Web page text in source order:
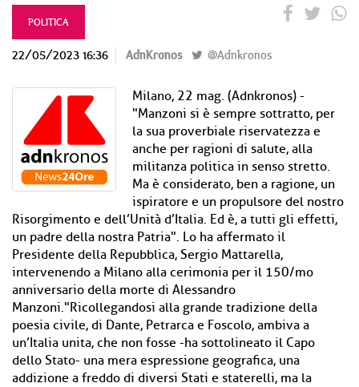
POLITICA
22/05/2023 16:36 AdnKronos @Adnkronos
Milano, 22 mag. (Adnkronos) -
"Manzoni si è sempre sottratto, per
la sua proverbiale riservatezza e
anche per ragioni di salute, alla
militanza politica in senso stretto.
Ma è considerato, ben a ragione, un
ispiratore e un propulsore del nostro
Risorgimento e dell’Unità d’Italia. Ed è, a tutti gli effetti,
un padre della nostra Patria". Lo ha affermato il
Presidente della Repubblica, Sergio Mattarella,
intervenendo a Milano alla cerimonia per il 150/mo
anniversario della morte di Alessandro
Manzoni."Ricollegandosi alla grande tradizione della
poesia civile, di Dante, Petrarca e Foscolo, ambiva a
un’Italia unita, che non fosse -ha sottolineato il Capo
dello Stato- una mera espressione geografica, una
addizione a freddo di diversi Stati e staterelli, ma la